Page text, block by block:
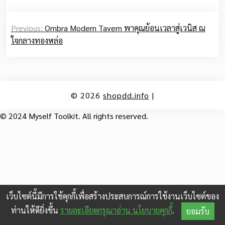
navigation
Previous: Ombra Modern Tavern พาคุณย้อนเวลาสู่เวนิส ณ
ใจกลางทองหล่อ
© 2026 shopdd.info |
© 2024 Myself Toolkit. All rights reserved.
เว็บไซต์นี้มีการใช้คุกกี้เพื่อสร้างประสบการณ์การใช้งานเว็บไซต์ของ
ท่านให้ดียิ่งขึ้น รายละเอียดกรุณาอ่าน นโยบายคุกกี้. ยอมรับ